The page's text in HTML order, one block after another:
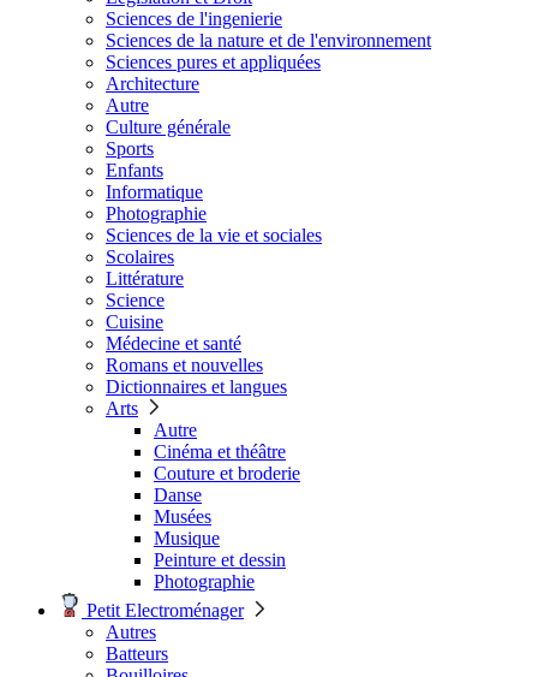
Sciences de l'ingenierie
Sciences de la nature et de l'environnement
Sciences pures et appliquées
Architecture
Autre
Culture générale
Sports
Enfants
Informatique
Photographie
Sciences de la vie et sociales
Scolaires
Littérature
Science
Cuisine
Médecine et santé
Romans et nouvelles
Dictionnaires et langues
Arts
Autre
Cinéma et théâtre
Couture et broderie
Danse
Musées
Musique
Peinture et dessin
Photographie
Petit Electroménager
Autres
Batteurs